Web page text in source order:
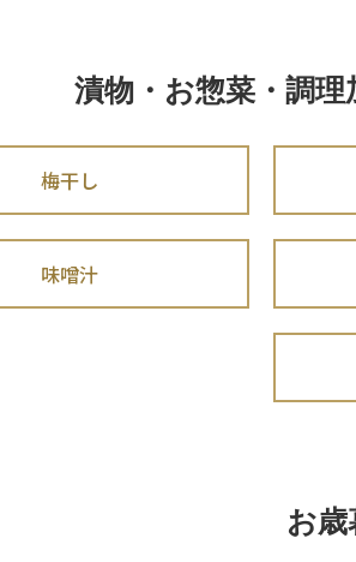
漬物・お惣菜・調
梅干し
味噌汁
お